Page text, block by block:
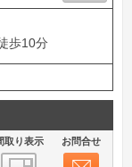
歩10分
取り表示 お問合せ